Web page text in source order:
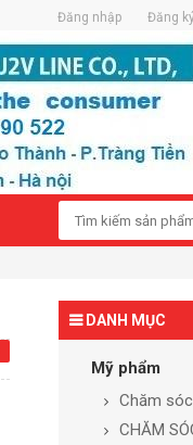
Đăng nhập Đăng
DANH MỤC
Mỹ phẩm
Chăm
CHĂM